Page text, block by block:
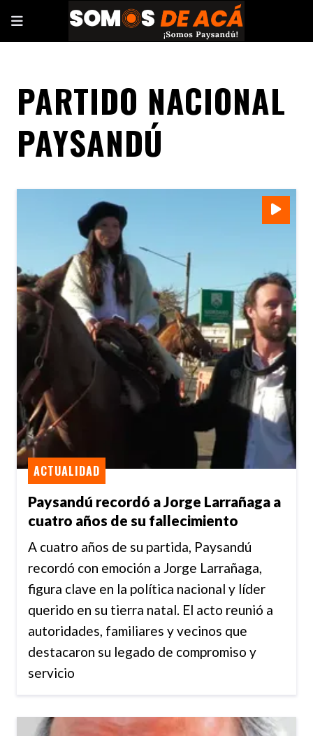
PARTIDO NACIONAL
PAYSANDÚ
Paysandú recordó a Jorge Larrañaga a
cuatro años de su fallecimiento
ACTUALIDAD
A cuatro años de su partida, Paysandú
recordó con emoción a Jorge Larrañaga,
figura clave en la política nacional y líder
querido en su tierra natal. El acto reunió a
autoridades, familiares y vecinos que
destacaron su legado de compromiso y
servicio